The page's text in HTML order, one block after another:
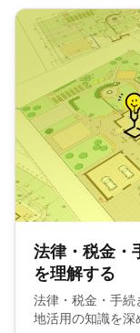
法律・税金・
を理解する
法律・税金・手
地活用の知識を深